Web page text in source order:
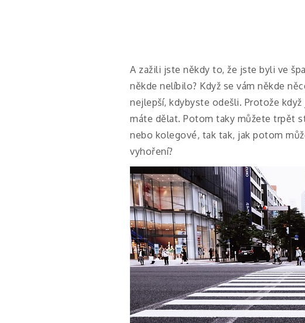
A zažili jste někdy to, že jste byli ve
někde nelíbilo? Když se vám někde
nejlepší, kdybyste odešli. Protože
máte dělat. Potom taky můžete trpět
nebo kolegové, tak tak, jak potom
vyhoření?